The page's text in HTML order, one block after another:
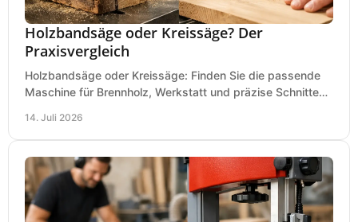
Holzbandsäge oder Kreissäge? Der
Praxisvergleich
Holzbandsäge oder Kreissäge: Finden Sie die passende
Maschine für Brennholz, Werkstatt und präzise Schnitte
14. Juli 2026